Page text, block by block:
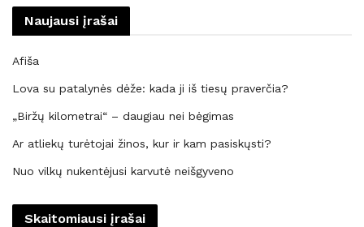
Naujausi įrašai
Afiša
Lova su patalynės dėže: kada ji iš tiesų praverčia?
„Biržų kilometrai“ – daugiau nei bėgimas
Ar atliekų turėtojai žinos, kur ir kam pasiskųsti?
Nuo vilkų nukentėjusi karvutė neišgyveno
Skaitomiausi įrašai